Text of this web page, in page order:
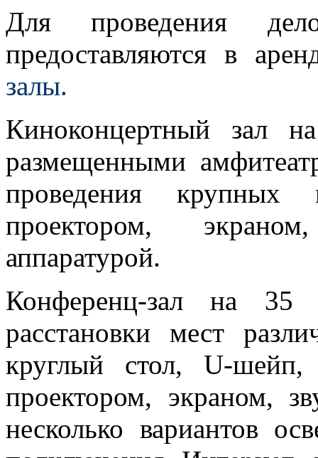
Для проведения
предоставляются в
залы.
Киноконцертный зал
размещенными
проведения крупных
проектором,
аппаратурой.
Конференц-зал на 35
расстановки мест
круглый стол, U-
проектором, экраном,
несколько вариантов